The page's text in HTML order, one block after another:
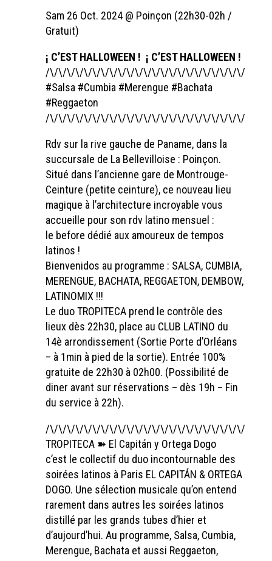
Sam 26 Oct. 2024 @ Poinçon (22h30-02h /
Gratuit)
¡ C’EST HALLOWEEN ! ​ ¡ C’EST HALLOWEEN !
/\/\/\/\/\/\/\/\/\/\/\/\/\/\/\/\/\/\/\/\/\/\/\/\/\/
#Salsa #Cumbia #Merengue #Bachata
#Reggaeton
/\/\/\/\/\/\/\/\/\/\/\/\/\/\/\/\/\/\/\/\/\/\/\/\/\/
Rdv sur la rive gauche de Paname, dans la
succursale de La Bellevilloise : Poinçon.
Situé dans l’ancienne gare de Montrouge-
Ceinture (petite ceinture), ce nouveau lieu
magique à l’architecture incroyable vous
accueille pour son rdv latino mensuel :
le before dédié aux amoureux de tempos
latinos !
Bienvenidos au programme : SALSA, CUMBIA,
MERENGUE, BACHATA, REGGAETON, DEMBOW,
LATINOMIX !!!
Le duo TROPITECA prend le contrôle des
lieux dès 22h30, place au CLUB LATINO du
14è arrondissement (Sortie Porte d’Orléans
– à 1min à pied de la sortie). Entrée 100%
gratuite de 22h30 à 02h00. (Possibilité de
diner avant sur réservations – dès 19h – Fin
du service à 22h).
/\/\/\/\/\/\/\/\/\/\/\/\/\/\/\/\/\/\/\/\/\/\/\/\/\/
TROPITECA ➽ El Capitán y Ortega Dogo
c’est le collectif du duo incontournable des
soirées latinos à Paris EL CAPITÁN & ORTEGA
DOGO. Une sélection musicale qu’on entend
rarement dans autres les soirées latinos
distillé par les grands tubes d’hier et
d’aujourd’hui. Au programme, Salsa, Cumbia,
Merengue, Bachata et aussi Reggaeton,